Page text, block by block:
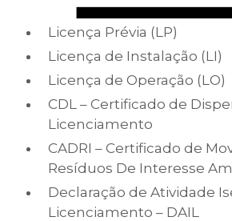
Licença Prévia (LP)
Licença de Instalação (LI)
Licença de Operação (LO)
CDL – Certificado de Dispensa de
Licenciamento
CADRI – Certificado de Movimentação de
Resíduos De Interesse
Declaração de Atividade Isenta de
Licenciamento – DAIL